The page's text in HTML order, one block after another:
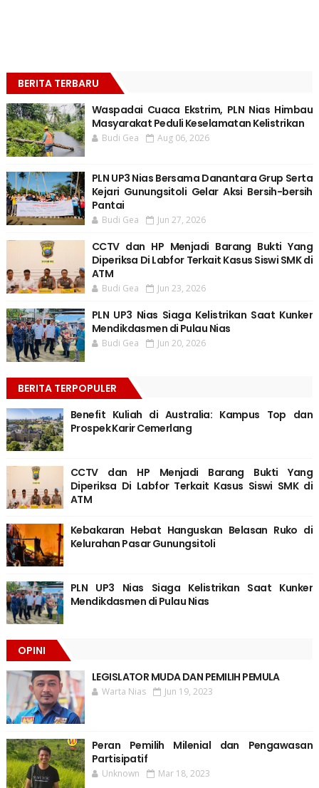
BERITA TERBARU
Waspadai Cuaca Ekstrim, PLN Nias Himbau
Masyarakat Peduli Keselamatan Kelistrikan
Budi Gea Aug 06, 2026
PLN UP3 Nias Bersama Danantara Grup Serta
Kejari Gunungsitoli Gelar Aksi Bersih-bersih
Pantai
Budi Gea Jun 27, 2026
CCTV dan HP Menjadi Barang Bukti Yang
Diperiksa Di Labfor Terkait Kasus Siswi SMK di
ATM
Budi Gea Jun 23, 2026
PLN UP3 Nias Siaga Kelistrikan Saat Kunker
Mendikdasmen di Pulau Nias
Budi Gea Jun 20, 2026
BERITA TERPOPULER
Benefit Kuliah di Australia: Kampus Top dan
Prospek Karir Cemerlang
CCTV dan HP Menjadi Barang Bukti Yang
Diperiksa Di Labfor Terkait Kasus Siswi SMK di
ATM
Kebakaran Hebat Hanguskan Belasan Ruko di
Kelurahan Pasar Gunungsitoli
PLN UP3 Nias Siaga Kelistrikan Saat Kunker
Mendikdasmen di Pulau Nias
OPINI
LEGISLATOR MUDA DAN PEMILIH PEMULA
Warta Nias Jun 19, 2023
Peran Pemilih Milenial dan Pengawasan
Partisipatif
Unknown Mar 18, 2023